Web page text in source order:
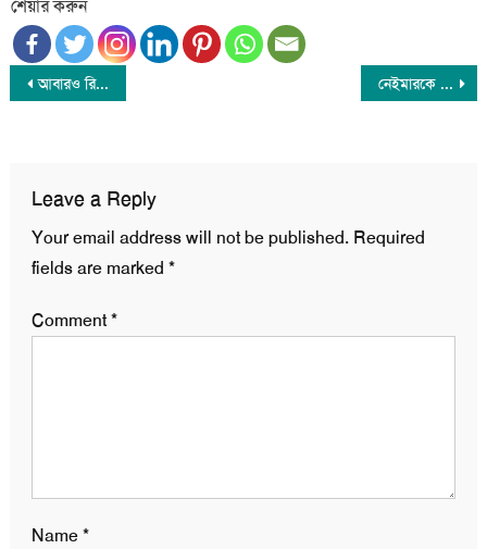
শেয়ার করুন
Post
আবারও রিজার্ভ নামলো ২০ বিলিয়নের নিচে নেইমারকে নিজের মেয়ের বাবা দাবি করে আদালতে হাঙ্গেরিয়ান মডেল
Leave a Reply
Your email address will not be published. Required
fields are marked *
Comment*
Name*